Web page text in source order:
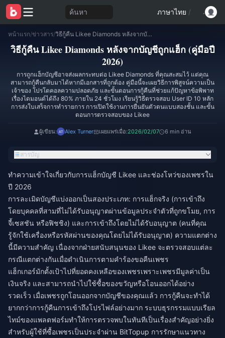
ค้นหา ภาษาไทย /
หน้าแรก/ข่าวสาร/ วิธีกู้คืน Likee Diamonds หลังจากบัญชีถูกแฮ็ก (คู่มือปี 2026)
วิธีกู้คืน Likee Diamonds หลังจากบัญชีถูกแฮ็ก (คู่มือปี
2026)
การถูกแฮ็กบัญชีอาจส่งผลกระทบต่อ Likee Diamonds ที่คุณสะสมไว้ แต่คุณ
สามารถกู้คืนกลับมาได้หากมีเอกสารที่ถูกต้อง คู่มือนี้จะเผยวิธีการพิสูจน์ความเป็น
เจ้าของ โปรโตคอลความปลอดภัย และขั้นตอนการกู้คืนที่ช่วยแก้ปัญหาข้อพิพาท
เรื่องไดมอนด์ได้ถึง 80% ภายใน 24 ชั่วโมง เรียนรู้วิธีตรวจสอบ User ID 10 หลัก
การส่งใบเสร็จการทำรายการ การเปิดใช้งานการยืนยันตัวตนแบบสองชั้น และขั้น
ตอนการตรวจสอบของ Likee
ผู้เขียน: Alex Turner เผยแพร่เมื่อ:2026/02/07 6 min อ่าน
สารบัญ
ทำความเข้าใจเกี่ยวกับการแฮ็กบัญชี Likee และช่องโหว่ของเพชรใน
ปี 2026
การละเมิดบัญชีแบ่งออกเป็นสองประเภท: การแฮ็กจริง (การเข้าถึง
โดยบุคคลที่สามที่ไม่ได้รับอนุญาตผ่านข้อมูลประจำตัวที่ถูกขโมย, การ
จี้เซสชัน หรือฟิชชิง) และการเข้าถึงโดยไม่ได้รับอนุญาต (คนที่คุณ
รู้จักใช้เครื่องหรือรหัสผ่านของคุณโดยไม่ได้รับอนุญาต) ความแตกต่าง
นี้มีความสำคัญ เนื่องจากฝ่ายสนับสนุนของ Likee จะตรวจสอบแต่ละ
กรณีแตกต่างกันเมื่อดำเนินการตามคำร้องขอคืนเพชร
แฮ็กเกอร์มักตั้งเป้าไปที่ยอดคงเหลือของเพชรเพราะเพชรมีมูลค่าเป็น
เงินจริง และสามารถนำไปใช้ซื้อของขวัญหรือโอนออกได้อย่าง
รวดเร็ว เมื่อเพชรถูกโอนออกจากบัญชีของคุณแล้ว การกู้คืนจะทำได้
ยากกว่าการกู้คืนการเข้าถึงโปรไฟล์อย่างมาก ระบบธุรกรรมแบบเรียล
ไทม์ของแพลตฟอร์มทำให้การตรวจพบในทันทีเป็นเรื่องสำคัญอย่างยิ่ง
สำหรับผู้ใช้ที่ซื้อเพชรเป็นประจำผ่าน BitTopup การรักษาแนวทาง